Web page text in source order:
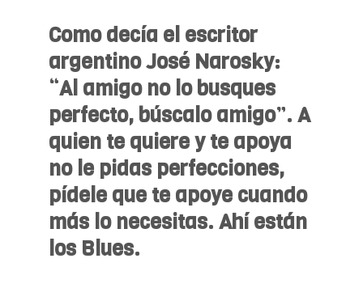
Como decía el escritor
argentino José Narosky:
“Al amigo no lo busques
perfecto, búscalo amigo”. A
quien te quiere y te apoya
no le pidas perfecciones,
pídele que te apoye cuando
más lo necesitas. Ahí están
los Blues.